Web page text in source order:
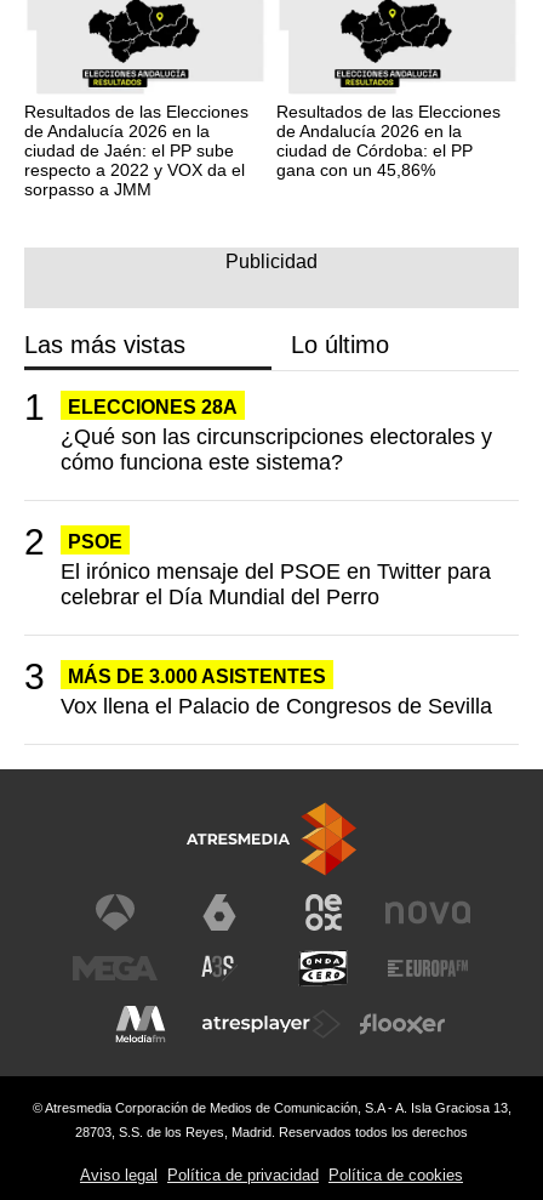
Resultados de las Elecciones
de Andalucía 2026 en la
ciudad de Jaén: el PP sube
respecto a 2022 y VOX da el
sorpasso a JMM
Resultados de las Elecciones
de Andalucía 2026 en la
ciudad de Córdoba: el PP
gana con un 45,86%
Las más vistas Lo último
ELECCIONES 28A
¿Qué son las circunscripciones electorales y
cómo funciona este sistema?
PSOE
El irónico mensaje del PSOE en Twitter para
celebrar el Día Mundial del Perro
MÁS DE 3.000 ASISTENTES
Vox llena el Palacio de Congresos de Sevilla
© Atresmedia Corporación de Medios de Comunicación, S.A - A. Isla Graciosa 13,
28703, S.S. de los Reyes, Madrid. Reservados todos los derechos
Aviso legal Política de privacidad Política de cookies